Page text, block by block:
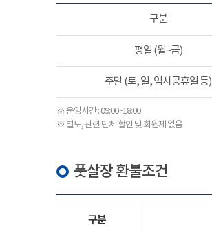
구분
평일 (월~금)
주말 (토, 일, 임시공휴일 등)
※ 운영시간 : 09:00~18:00
※ 별도, 관련 단체 할인 및 회원제 없음
풋살장 환불조건
구분